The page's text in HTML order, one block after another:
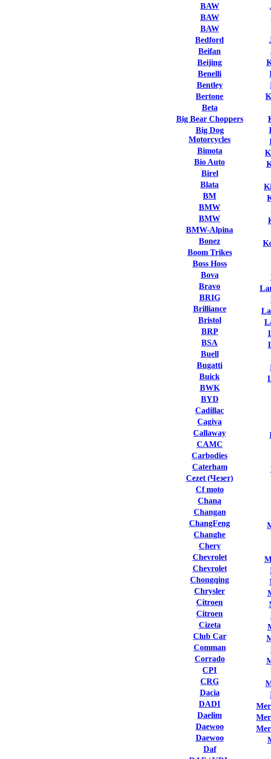
BAW
BAW
BAW
Bedford
Beifan
Beijing
Benelli
Bentley
Bertone
Beta
Big Bear Choppers
Big Dog
Motorcycles
Bimota
Bio Auto
Birel
Blata
BM
BMW
BMW
BMW-Alpina
Bonez
Boom Trikes
Boss Hoss
Bova
Bravo
BRIG
Brilliance
Bristol
BRP
BSA
Buell
Bugatti
Buick
BWK
BYD
Cadillac
Cagiva
Callaway
CAMC
Carbodies
Caterham
Cezet (Чезет)
Cf moto
Chana
Changan
ChangFeng
Changhe
Chery
Chevrolet
Chevrolet
Chongqing
Chrysler
Citroen
Citroen
Cizeta
Club Сar
Comman
Corrado
CPI
CRG
Dacia
DADI
Daelim
Daewoo
Daewoo
Daf